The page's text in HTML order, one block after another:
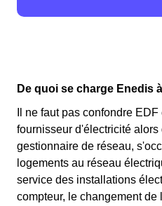
De quoi se charge Enedis
Il ne faut pas confondre
fournisseur d'électricité alors
gestionnaire de réseau,
logements au réseau
service des installations
compteur, le changement